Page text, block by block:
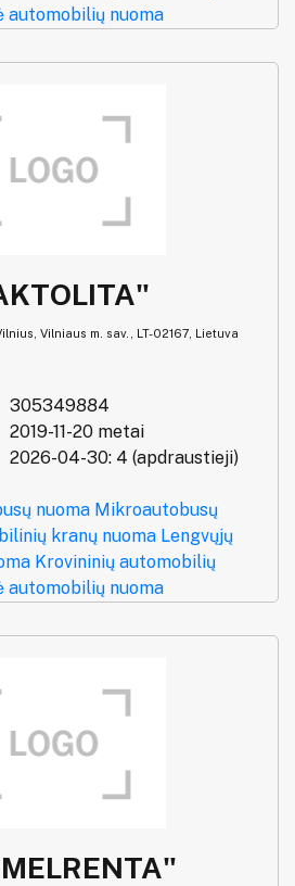
automobilių nuoma
Vilniaus m. sav., LT-02167, Lietuva
305349884
2019-11-20 metai
2026-04-30: 4 (apdraustieji)
nuoma Mikroautobusų
kranų nuoma Lengvųjų
Krovininių automobilių
automobilių nuoma